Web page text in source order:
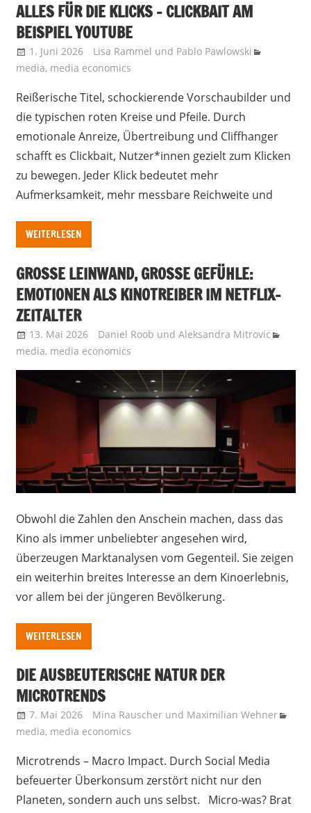
ALLES FÜR DIE KLICKS – CLICKBAIT AM
BEISPIEL YOUTUBE
1. Juni 2026 Lisa Rammel und Pablo Pawlowski
media, media economics
Reißerische Titel, schockierende Vorschaubilder und
die typischen roten Kreise und Pfeile. Durch
emotionale Anreize, Übertreibung und Cliffhanger
schafft es Clickbait, Nutzer*innen gezielt zum Klicken
zu bewegen. Jeder Klick bedeutet mehr
Aufmerksamkeit, mehr messbare Reichweite und
WEITERLESEN
GROSSE LEINWAND, GROSSE GEFÜHLE: EM
OTIONEN ALS KINOTREIBER IM NETFLIX-ZE
ITALTER
13. Mai 2026 Daniel Roob und Aleksandra Mitrovic
media, media economics
Obwohl die Zahlen den Anschein machen, dass das
Kino als immer unbeliebter angesehen wird,
überzeugen Marktanalysen vom Gegenteil. Sie zeigen
ein weiterhin breites Interesse an dem Kinoerlebnis,
vor allem bei der jüngeren Bevölkerung.
WEITERLESEN
DIE AUSBEUTERISCHE NATUR DER
MICROTRENDS
7. Mai 2026 Mina Rauscherund Maximilian Wehner
media, media economics
Microtrends – Macro Impact. Durch Social Media
befeuerter Überkonsum zerstört nicht nur den
Planeten, sondern auch uns selbst. Micro-was? Brat